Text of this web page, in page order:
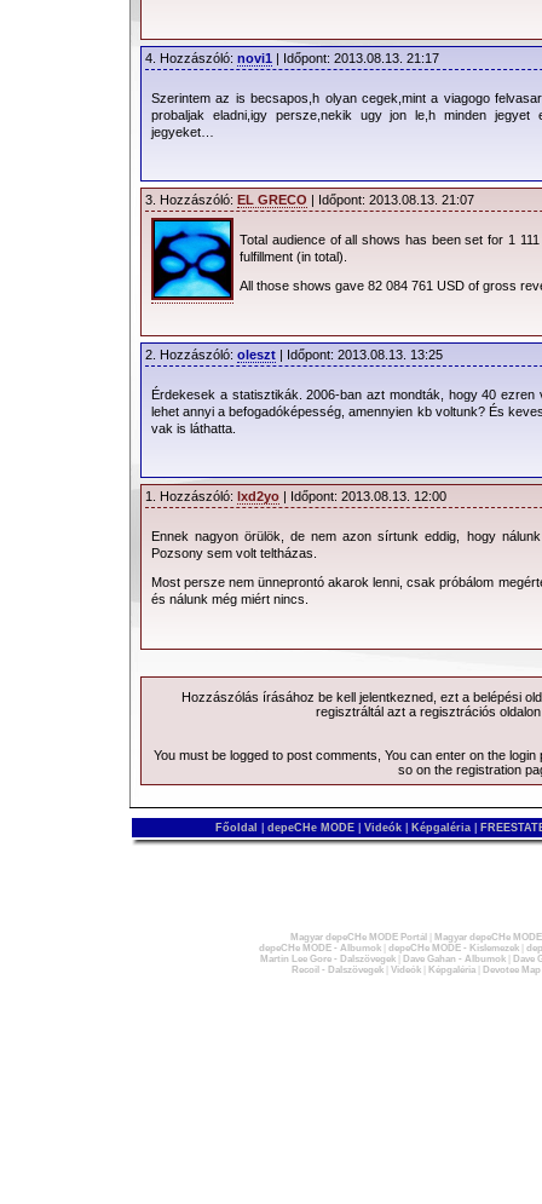
4. Hozzászóló: novi1 | Időpont: 2013.08.13. 21:17
Szerintem az is becsapos,h olyan cegek,mint a viagogo
probaljak eladni,igy persze,nekik ugy jon le,h minden
jegyeket…
3. Hozzászóló: EL GRECO | Időpont: 2013.08.13. 21:07
Total audience of all shows has been set for 1
fulfillment (in total).
All those shows gave 82 084 761 USD of gross
2. Hozzászóló: oleszt | Időpont: 2013.08.13. 13:25
Érdekesek a statisztikák. 2006-ban azt mondták, hogy 40
lehet annyi a befogadóképesség, amennyien kb voltunk? És
vak is láthatta.
1. Hozzászóló: lxd2yo | Időpont: 2013.08.13. 12:00
Ennek nagyon örülök, de nem azon sírtunk eddig, hogy
Pozsony sem volt teltházas.
Most persze nem ünneprontó akarok lenni, csak próbálom
és nálunk még miért nincs.
Hozzászólás írásához be kell jelentkezned, ezt a belépési
regisztráltál azt a regisztrációs
You must be logged to post comments, You can enter on the login
so on the registration
Főoldal depeCHe MODE Videók Képgaléria
Magyar depeCHe MODE Portál
Magyar depeCHe
depeCHe MODE - Albumok| depeCHe MODE - Kislemezek|
Martin Lee Gore - Dalszövegek| Dave Gahan - Albumok|
Dave
Recoil - Dalszövegek| Videók| Képgaléria| Devotee Map